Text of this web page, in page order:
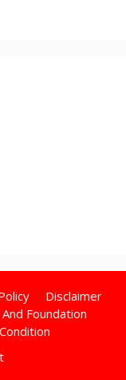
Disclaimer
Foundation